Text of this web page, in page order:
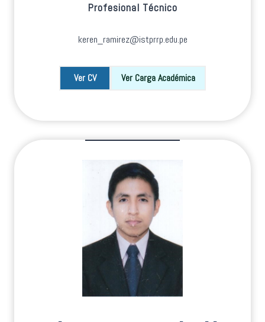
Profesional Técnico
keren_ramirez@istprrp.edu.pe
Ver CV Ver Carga Académica